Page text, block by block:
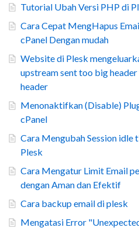
Tutorial Ubah Versi PHP di
Cara Cepat MengHapus
cPanel Dengan mudah
Website di Plesk
upstream sent too big
header
Menonaktifkan (Disable)
cPanel
Cara Mengubah Session
Plesk
Cara Mengatur Limit Email
dengan Aman dan Efektif
Cara backup email di plesk
Mengatasi Error